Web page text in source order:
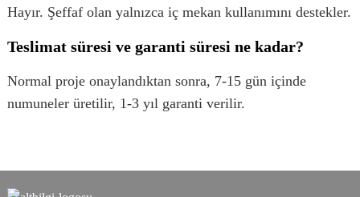
Hayır. Şeffaf olan yalnızca iç mekan kullanımını destekler.
Teslimat süresi ve garanti süresi ne kadar?
Normal proje onaylandıktan sonra, 7-15 gün içinde
numuneler üretilir, 1-3 yıl garanti verilir.